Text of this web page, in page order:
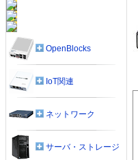
OpenBlocks
IoT関連
ネットワーク
サーバ・ストレージ